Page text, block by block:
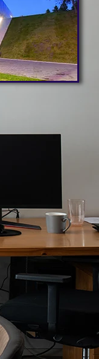
Liidu